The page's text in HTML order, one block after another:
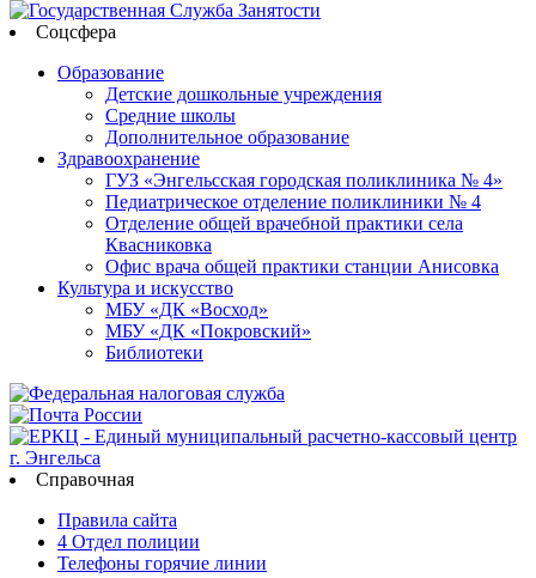
Соцсфера
Образование
Детские дошкольные учреждения
Средние школы
Дополнительное образование
Здравоохранение
ГУЗ «Энгельсская городская поликлиника № 4»
Педиатрическое отделение поликлиники № 4
Отделение общей врачебной практики села
Квасниковка
Офис врача общей практики станции Анисовка
Культура и искусство
МБУ «ДК «Восход»
МБУ «ДК «Покровский»
Библиотеки
Справочная
Правила сайта
4 Отдел полиции
Телефоны горячие линии